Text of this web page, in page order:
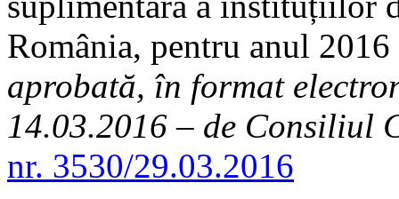
România, pentru anul 2016
aprobată, în format
14.03.2016 – de Consiliul
nr. 3530/29.03.2016